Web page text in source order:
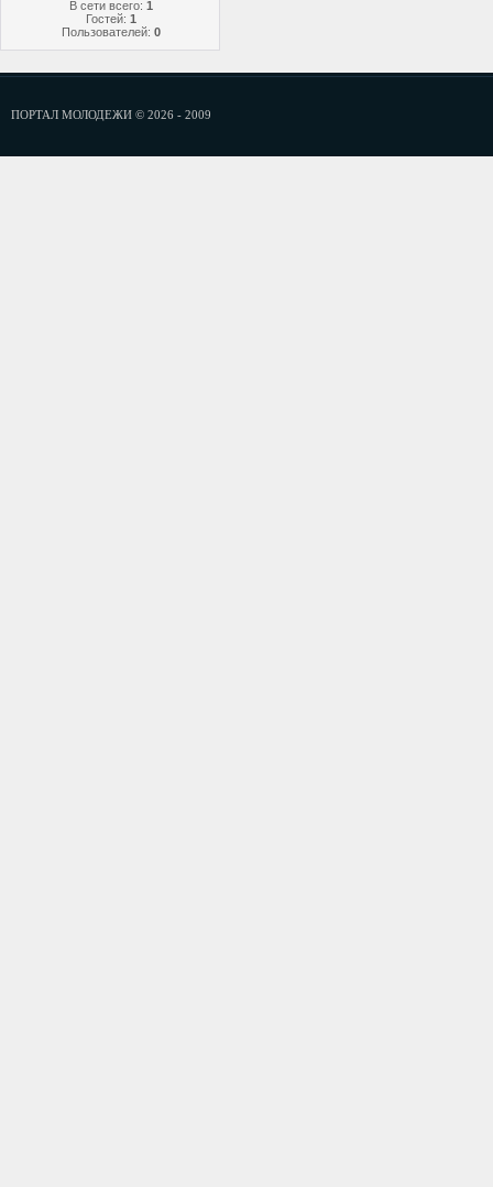
В сети всего: 1
Гостей: 1
Пользователей: 0
ПОРТАЛ МОЛОДЕЖИ © 2026 - 2009